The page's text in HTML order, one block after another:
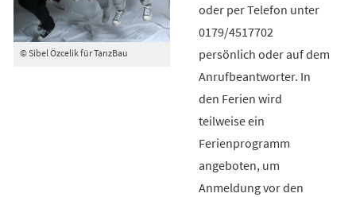
© Sibel Özcelik für TanzBau
oder per Telefon unter
0179/4517702
persönlich oder auf dem
Anrufbeantworter. In
den Ferien wird
teilweise ein
Ferienprogramm
angeboten, um
Anmeldung vor den